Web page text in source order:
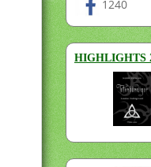
1240
HIGHLIGHTS